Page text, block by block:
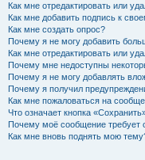
Как мне отредактировать или
Как мне добавить подпись к
Как мне создать опрос?
Почему я не могу добавить
Как мне отредактировать или
Почему мне недоступны
Почему я не могу добавлять
Почему я получил
Как мне пожаловаться на
Что означает кнопка
Почему моё сообщение требует
Как мне вновь поднять мою